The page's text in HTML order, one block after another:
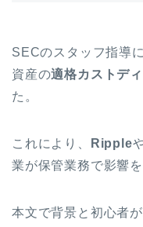
SECのスタッフ指導
資産の適格カストデ
た。
これにより、 Ripple
業が保管業務で影響を
本文で背景と初心者